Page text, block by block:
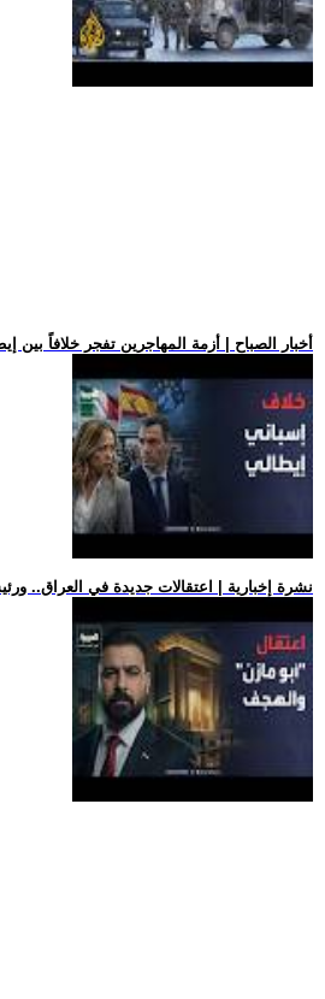
.. أخبار الصباح | أزمة المهاجرين تفجر خلافاً بين
.. نشرة إخبارية | اعتقالات جديدة في العراق..